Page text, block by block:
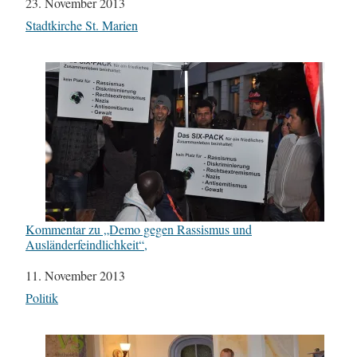
In Bezug auf
Stadtkirche St. Marien
Kommentar zu „Demo gegen Rassismus und
Ausländerfeindlichkeit“,
Datum
11. November 2013
In Bezug auf
Politik